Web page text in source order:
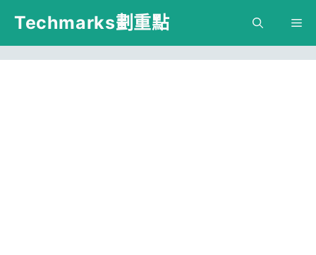
跳
主
Techmarks劃重點